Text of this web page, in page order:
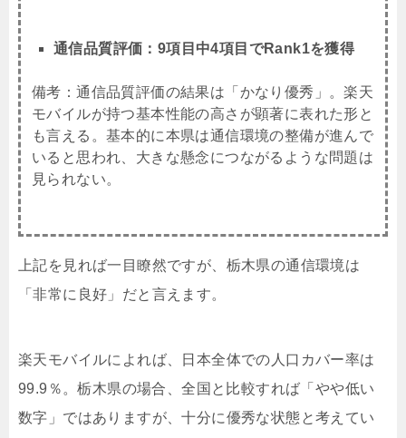
通信品質評価：9項目中4項目でRank1を獲得
備考：通信品質評価の結果は「かなり優秀」。楽天
モバイルが持つ基本性能の高さが顕著に表れた形と
も言える。基本的に本県は通信環境の整備が進んで
いると思われ、大きな懸念につながるような問題は
見られない。
上記を見れば一目瞭然ですが、栃木県の通信環境は
「非常に良好」だと言えます。
楽天モバイルによれば、日本全体での人口カバー率は
99.9％。栃木県の場合、全国と比較すれば「やや低い
数字」ではありますが、十分に優秀な状態と考えてい